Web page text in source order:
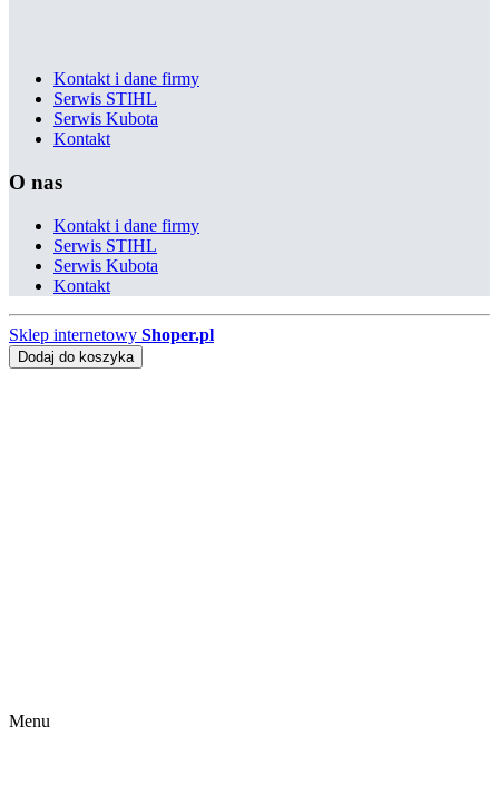
Kontakt i dane firmy
Serwis STIHL
Serwis Kubota
Kontakt
O nas
Kontakt i dane firmy
Serwis STIHL
Serwis Kubota
Kontakt
Sklep internetowy Shoper.pl
Dodaj do koszyka
Menu